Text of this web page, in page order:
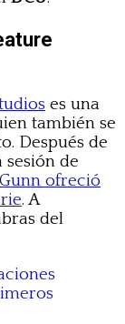
es una
también se
Después de
de
Gunn ofreció
. A
del